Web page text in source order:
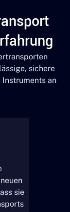
sichere
an
sie